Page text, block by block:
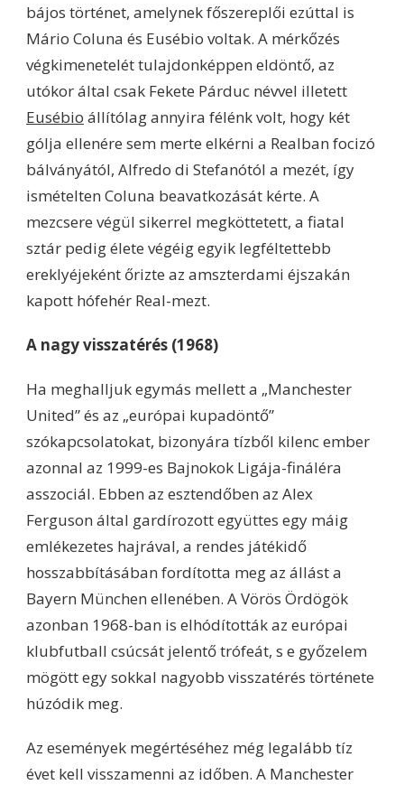
bájos történet, amelynek főszereplői ezúttal is
Mário Coluna és Eusébio voltak. A mérkőzés
végkimenetelét tulajdonképpen eldöntő, az
utókor által csak Fekete Párduc névvel illetett
Eusébio állítólag annyira félénk volt, hogy két
gólja ellenére sem merte elkérni a Realban focizó
bálványától, Alfredo di Stefanótól a mezét, így
ismételten Coluna beavatkozását kérte. A
mezcsere végül sikerrel megköttetett, a fiatal
sztár pedig élete végéig egyik legféltettebb
ereklyéjeként őrizte az amszterdami éjszakán
kapott hófehér Real-mezt.
A nagy visszatérés (1968)
Ha meghalljuk egymás mellett a „Manchester
United” és az „európai kupadöntő”
szókapcsolatokat, bizonyára tízből kilenc ember
azonnal az 1999-es Bajnokok Ligája-fináléra
asszociál. Ebben az esztendőben az Alex
Ferguson által gardírozott együttes egy máig
emlékezetes hajrával, a rendes játékidő
hosszabbításában fordította meg az állást a
Bayern München ellenében. A Vörös Ördögök
azonban 1968-ban is elhódították az európai
klubfutball csúcsát jelentő trófeát, s e győzelem
mögött egy sokkal nagyobb visszatérés története
húzódik meg.
Az események megértéséhez még legalább tíz
évet kell visszamenni az időben. A Manchester